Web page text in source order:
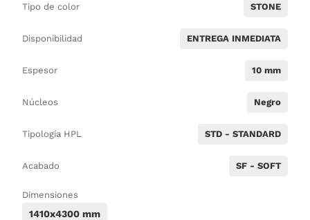
Tipo de color STONE
Disponibilidad ENTREGA INMEDIATA
Espesor 10 mm
Núcleos Negro
Tipología HPL STD - STANDARD
Acabado SF - SOFT
Dimensiones
1410x4300 mm